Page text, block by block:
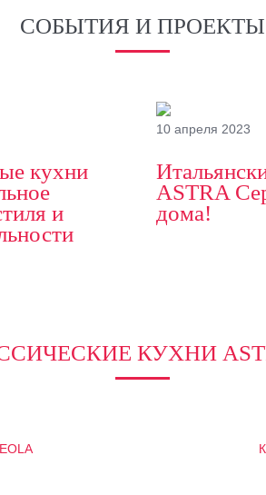
СОБЫТИЯ И ПРОЕКТЫ
кухни
и
10 апреля 2023
ASTRA
дома!
КУХНИ